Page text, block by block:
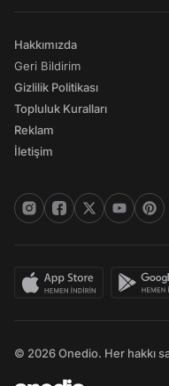
Hakkımızda
Geri Bildirim
Gizlilik Politikası
Topluluk Kuralları
Reklam
İletişim
© 2026 Onedio. Her hakkı